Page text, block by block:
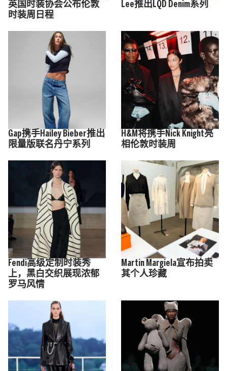
英国时装协会公布伦敦
时装周日程
Lee推出LQD Denim系列
Gap携手Hailey Bieber推出
限量版联名丹宁系列
H&M将携手Nick Knight亮
相伦敦时装周
Fendi高级定制时装秀
上，黑白交织展现浓郁
罗马风情
Martin Margiela宣布拍卖
其个人珍藏